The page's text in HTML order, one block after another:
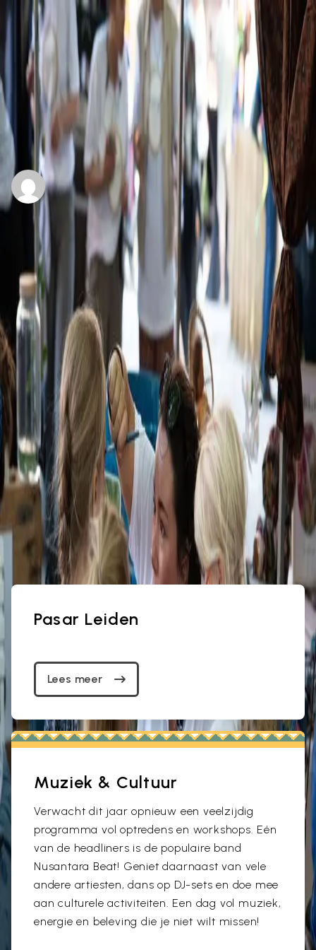
Kids corner
Laurie Simon
Posted July 19, 2023 under Uncategorized
Kom gezellig spelen of laat je schminken! Houd je
van knutselen? Dan zijn er super leuke workshops,
zoals wayangpoppen maken door Wereldmuseum
Leiden en natuurlijk vliegers maken met behulp van
de enige echte Vliegerkoning, meneer Rubens
Agaatsz.
Wat is er te doen?
Pasar Leiden
Lees meer
Muziek & Cultuur
Verwacht dit jaar opnieuw een veelzijdig
programma vol optredens en workshops. Eén
van de headliners is de populaire band
Nusantara Beat! Geniet daarnaast van vele
andere artiesten, dans op DJ-sets en doe mee
aan culturele activiteiten. Een dag vol muziek,
energie en beleving die je niet wilt missen!